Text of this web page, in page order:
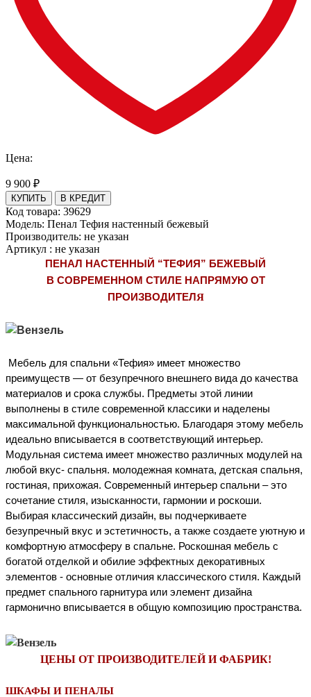
Цена:
9 900 ₽
Код товара: 39629
Модель: Пенал Тефия настенный бежевый
Производитель: не указан
Артикул : не указан
ПЕНАЛ НАСТЕННЫЙ “ТЕФИЯ” БЕЖЕВЫЙ
В СОВРЕМЕННОМ СТИЛЕ НАПРЯМУЮ ОТ
ПРОИЗВОДИТЕЛЯ
Мебель для спальни «Тефия» имеет множество
преимуществ — от безупречного внешнего вида до качества
материалов и срока службы. Предметы этой линии
выполнены в стиле современной классики и наделены
максимальной функциональностью. Благодаря этому мебель
идеально вписывается в соответствующий интерьер.
Модульная система имеет множество различных модулей на
любой вкус- спальня. молодежная комната, детская спальня,
гостиная, прихожая. Современный интерьер спальни – это
сочетание стиля, изысканности, гармонии и роскоши.
Выбирая классический дизайн, вы подчеркиваете
безупречный вкус и эстетичность, а также создаете уютную и
комфортную атмосферу в спальне. Роскошная мебель с
богатой отделкой и обилие эффектных декоративных
элементов - основные отличия классического стиля. Каждый
предмет спального гарнитура или элемент дизайна
гармонично вписывается в общую композицию пространства.
ЦЕНЫ ОТ ПРОИЗВОДИТЕЛЕЙ И ФАБРИК!
ШКАФЫ И ПЕНАЛЫ